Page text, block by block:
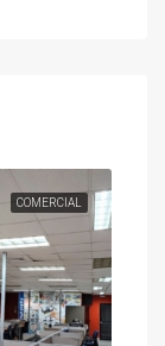
COMERCIAL